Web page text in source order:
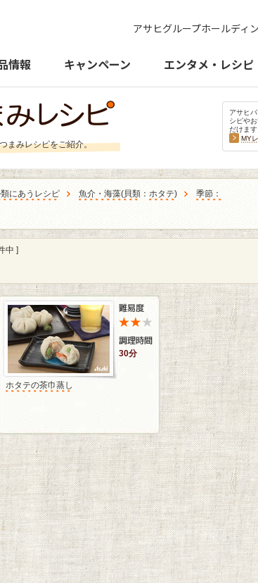
アサヒグループホールディ
情報 キャンペーン エンタメ・レシピ
まみレシピをご紹介。
アサヒ
シピや
だけます
MY
にあうレシピ 魚介・海藻(貝類 ： ホタテ)
季節：
中 ]
30分
ホタテの茶巾蒸し